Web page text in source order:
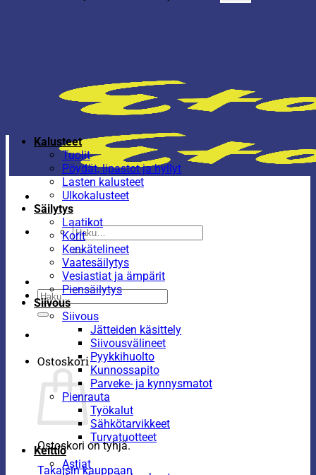
Etsi:
Etsi:
Ostoskori
Ostoskori on tyhjä.
Takaisin kauppaan
Kalusteet
Tuolit
Pöydät, lipastot ja hyllyt
Lasten kalusteet
Ulkokalusteet
Säilytys
Laatikot
Korit
Kenkätelineet
Vaatesäilytys
Vesiastiat ja ämpärit
Piensäilytys
Siivous
Siivous
Jätteiden käsittely
Siivousvälineet
Pyykkihuolto
Kunnossapito
Parveke- ja kynnysmatot
Pienrauta
Työkalut
Sähkötarvikkeet
Turvatuotteet
Keittiö
Astiat